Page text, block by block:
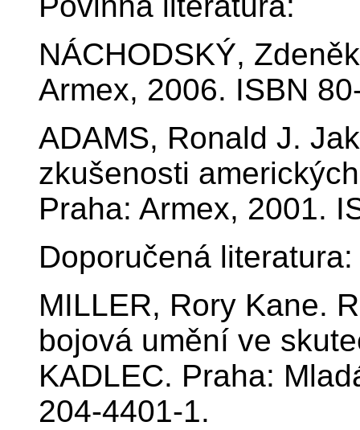
NÁCHODSKÝ,
Armex, 2006. ISBN
ADAMS, Ronald J.
zkušenosti
Praha: Armex, 2001.
Doporučená literatura:
MILLER, Rory Kane.
bojová umění ve
KADLEC. Praha:
204-4401-1.